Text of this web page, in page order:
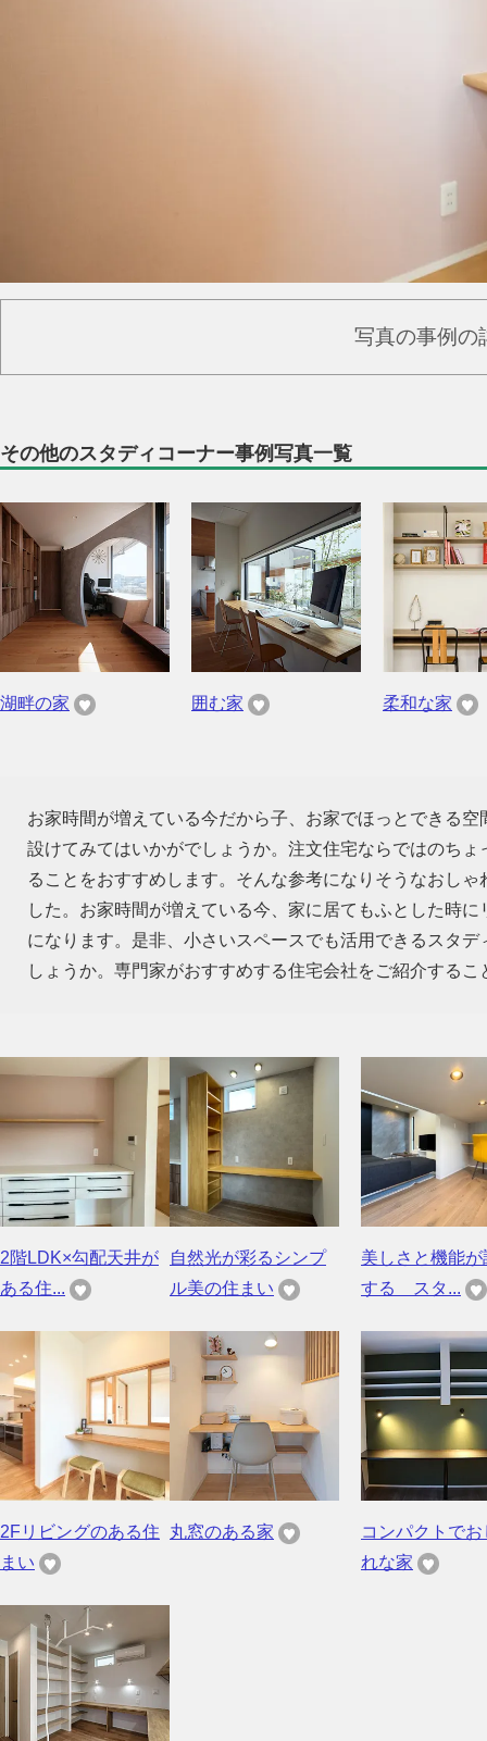
写真の事例の
その他のスタディコーナー事例写真一覧
湖畔の家 囲む家 柔和な家
お家時間が増えている今だから子、お家でほっとできる
設けてみてはいかがでしょうか。注文住宅ならではのち
ることをおすすめします。そんな参考になりそうなおし
した。お家時間が増えている今、家に居てもふとした時
になります。是非、小さいスペースでも活用できるスタ
しょうか。専門家がおすすめする住宅会社をご紹介するこ
2階LDK×勾配天井が
ある住...
自然光が彩るシンプ
ル美の住まい
美しさと機能が
する スタ...
2Fリビングのある住
まい
丸窓のある家
コンパクトでお
れな家